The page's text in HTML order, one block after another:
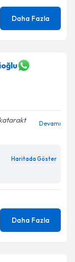
Daha Fazla
Devamı
Haritada Göster
Daha Fazla